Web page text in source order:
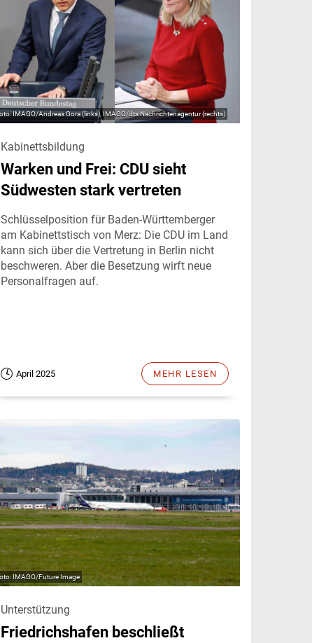
IMAGO/Andreas Gora (links), IMAGO/dts Nachrichtenagentur (rechts)
Kabinettsbildung
Warken und Frei: CDU sieht
Südwesten stark vertreten
Schlüsselposition für Baden-Württemberger
am Kabinettstisch von Merz: Die CDU im Land
kann sich über die Vertretung in Berlin nicht
beschweren. Aber die Besetzung wirft neue
Personalfragen auf.
April 2025 MEHR LESEN
IMAGO/Future Image
Unterstützung
Friedrichshafen beschließt